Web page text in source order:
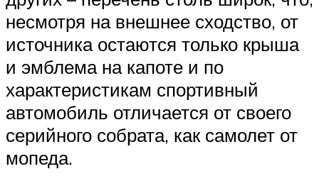
несмотря на внешнее сходство, от
источника остаются только крыша
и эмблема на капоте и по
характеристикам спортивный
автомобиль отличается от своего
серийного собрата, как самолет от
мопеда.